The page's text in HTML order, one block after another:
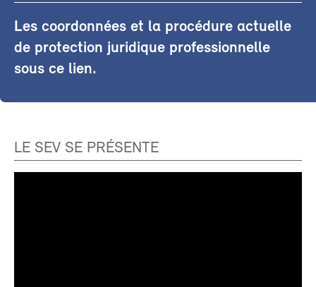
Les coordonnées et la procédure actuelle
de protection juridique professionnelle
sous ce lien.
LE SEV SE PRÉSENTE